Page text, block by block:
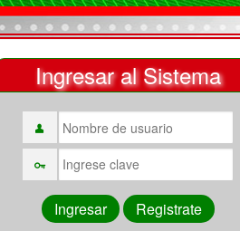
Ingresar al Sistema